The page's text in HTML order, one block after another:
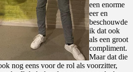
een enorme
eer en
beschouwde
ik dat ook
als een groot
compliment.
Maar dat die
nog eens voor de rol als voorzitter,